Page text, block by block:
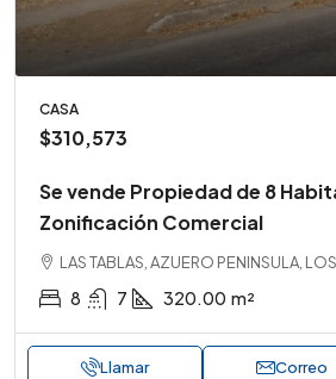
CASA
$310,573
Se vende Propiedad de 8
Zonificación Comercial
LAS TABLAS, AZUERO PENINSULA,
8 7 320.00 m²
Llamar Correo